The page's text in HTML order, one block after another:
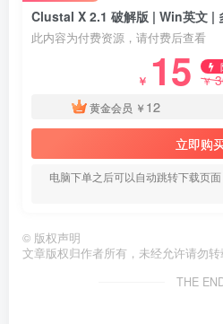
此内容为付费资源，请付费后查看
￥ 15 ￥
黄金会员 ￥ 12
立即购
电脑下单之后可以自动跳转下载页
© 版权声明
文章版权归作者所有，未经允许请勿转
THE